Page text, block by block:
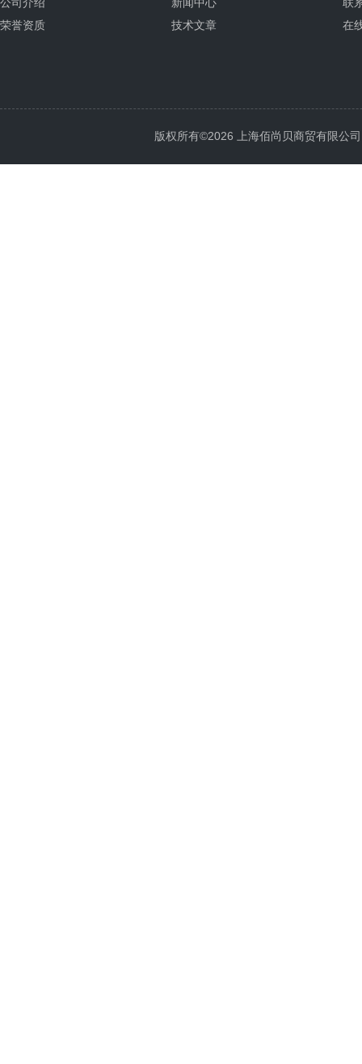
荣誉资质
技术文章
在
版权所有©2026 上海佰尚贝商贸有限公